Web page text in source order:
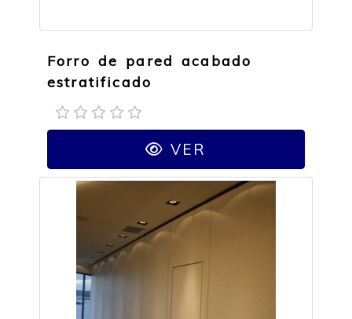
Forro de pared acabado
estratificado
VER